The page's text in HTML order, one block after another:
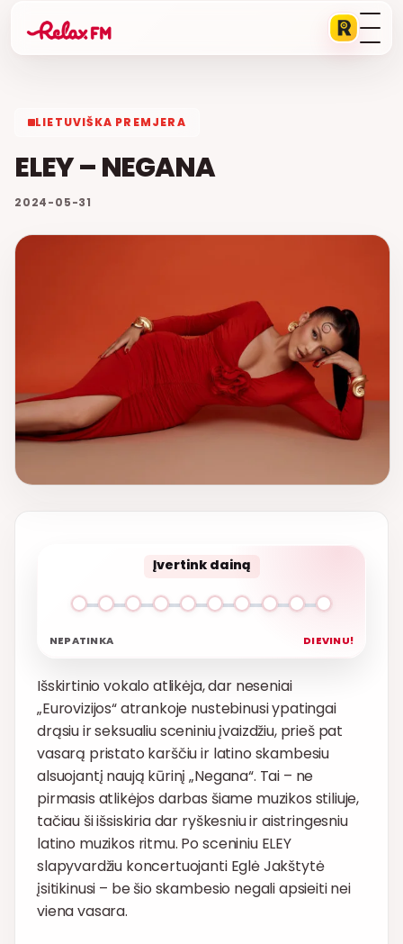
LIETUVIŠKA PREMJERA
ELEY – NEGANA
2024-05-31
Įvertink dainą
NEPATINKA DIEVINU!
Išskirtinio vokalo atlikėja, dar neseniai
„Eurovizijos“ atrankoje nustebinusi ypatingai
drąsiu ir seksualiu sceniniu įvaizdžiu, prieš pat
vasarą pristato karščiu ir latino skambesiu
alsuojantį naują kūrinį „Negana“. Tai – ne
pirmasis atlikėjos darbas šiame muzikos stiliuje,
tačiau ši išsiskiria dar ryškesniu ir aistringesniu
latino muzikos ritmu. Po sceniniu ELEY
slapyvardžiu koncertuojanti Eglė Jakštytė
įsitikinusi – be šio skambesio negali apsieiti nei
viena vasara.